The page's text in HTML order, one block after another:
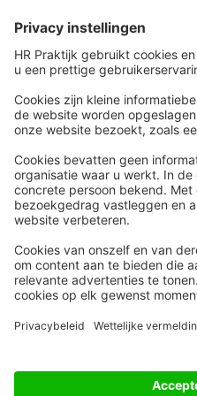
Snel naar
Nieuws
Whitepapers
Webinars
Word lid
Contact
Volg Ons